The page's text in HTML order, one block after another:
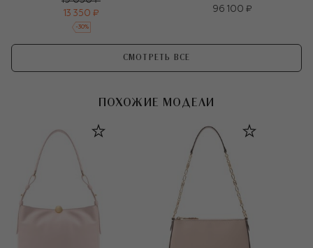
13 350 ₽
-30%
96 100 ₽
СМОТРЕТЬ ВСЕ
ПОХОЖИЕ МОДЕЛИ